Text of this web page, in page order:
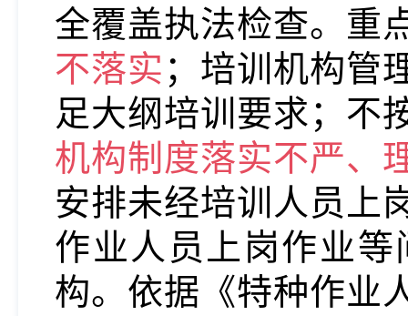
全覆盖执法检查。重
不落实 ；培训机构管
足大纲培训要求；不
机构制度落实不严、
安排未经培训人员上
作业人员上岗作业
构。依据《特种作业